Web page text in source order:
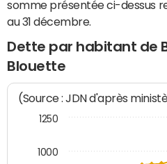
somme présentée ci-dessus
au 31 décembre.
Dette par habitant de
Blouette
(Source : JDN d'après
1000
1250